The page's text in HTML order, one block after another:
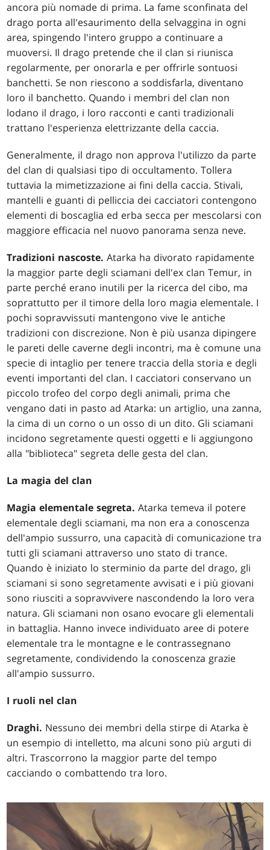
ancora più nomade di prima. La fame sconfinata del
drago porta all'esaurimento della selvaggina in ogni
area, spingendo l'intero gruppo a continuare a
muoversi. Il drago pretende che il clan si riunisca
regolarmente, per onorarla e per offrirle sontuosi
banchetti. Se non riescono a soddisfarla, diventano
loro il banchetto. Quando i membri del clan non
lodano il drago, i loro racconti e canti tradizionali
trattano l'esperienza elettrizzante della caccia.
Generalmente, il drago non approva l'utilizzo da parte
del clan di qualsiasi tipo di occultamento. Tollera
tuttavia la mimetizzazione ai fini della caccia. Stivali,
mantelli e guanti di pelliccia dei cacciatori contengono
elementi di boscaglia ed erba secca per mescolarsi con
maggiore efficacia nel nuovo panorama senza neve.
Tradizioni nascoste.Atarka ha divorato rapidamente
la maggior parte degli sciamani dell'ex clan Temur, in
parte perché erano inutili per la ricerca del cibo, ma
soprattutto per il timore della loro magia elementale. I
pochi sopravvissuti mantengono vive le antiche
tradizioni con discrezione. Non è più usanza dipingere
le pareti delle caverne degli incontri, ma è comune una
specie di intaglio per tenere traccia della storia e degli
eventi importanti del clan. I cacciatori conservano un
piccolo trofeo del corpo degli animali, prima che
vengano dati in pasto ad Atarka: un artiglio, una zanna,
la cima di un corno o un osso di un dito. Gli sciamani
incidono segretamente questi oggetti e li aggiungono
alla "biblioteca" segreta delle gesta del clan.
La magia del clan
Magia elementale segreta.Atarka temeva il potere
elementale degli sciamani, ma non era a conoscenza
dell'ampio sussurro, una capacità di comunicazione tra
tutti gli sciamani attraverso uno stato di trance.
Quando è iniziato lo sterminio da parte del drago, gli
sciamani si sono segretamente avvisati e i più giovani
sono riusciti a sopravvivere nascondendo la loro vera
natura. Gli sciamani non osano evocare gli elementali
in battaglia. Hanno invece individuato aree di potere
elementale tra le montagne e le contrassegnano
segretamente, condividendo la conoscenza grazie
all'ampio sussurro.
I ruoli nel clan
Draghi. Nessuno dei membri della stirpe di Atarka è
un esempio di intelletto, ma alcuni sono più arguti di
altri. Trascorrono la maggior parte del tempo
cacciando o combattendo tra loro.